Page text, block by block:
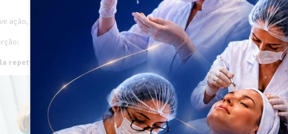
ação, repetição e exposição real.
repetição de decisões bem executadas em ambiente real.